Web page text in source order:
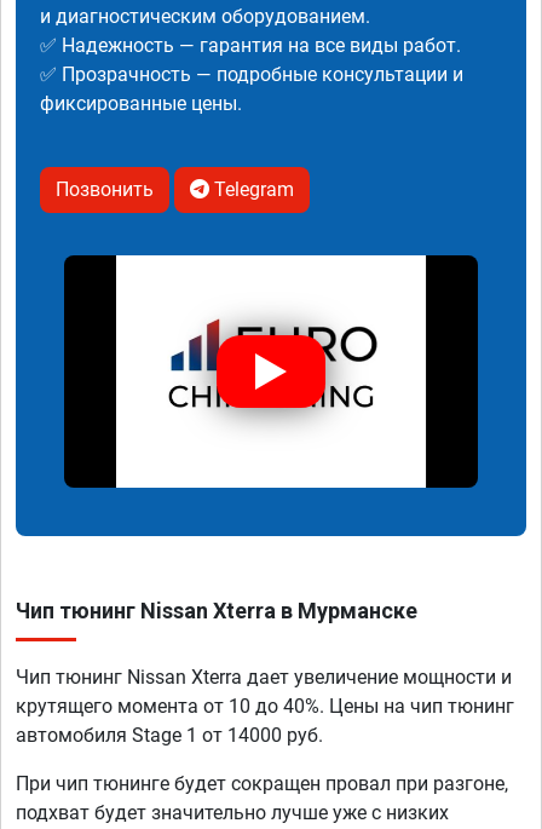
и диагностическим оборудованием.
✅ Надежность — гарантия на все виды работ.
✅ Прозрачность — подробные консультации и
фиксированные цены.
Позвонить Telegram
Чип тюнинг Nissan Xterra в Мурманске
Чип тюнинг Nissan Xterra дает увеличение мощности и
крутящего момента от 10 до 40%. Цены на чип тюнинг
автомобиля Stage 1 от 14000 руб.
При чип тюнинге будет сокращен провал при разгоне,
подхват будет значительно лучше уже с низких